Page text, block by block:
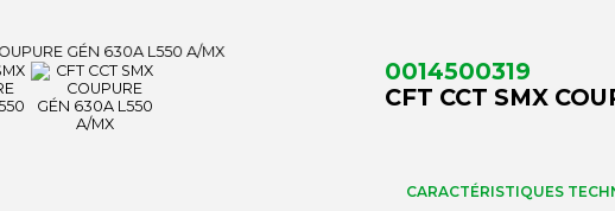
0014500319
CFT CCT SMX
CARACTÉRISTIQUES